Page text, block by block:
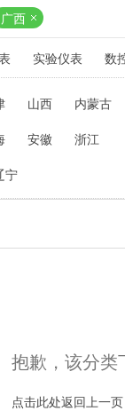
广西
实验仪表 数
山西
内蒙古
安徽
浙江
宁
抱歉，该分类
点击此处返回上一页